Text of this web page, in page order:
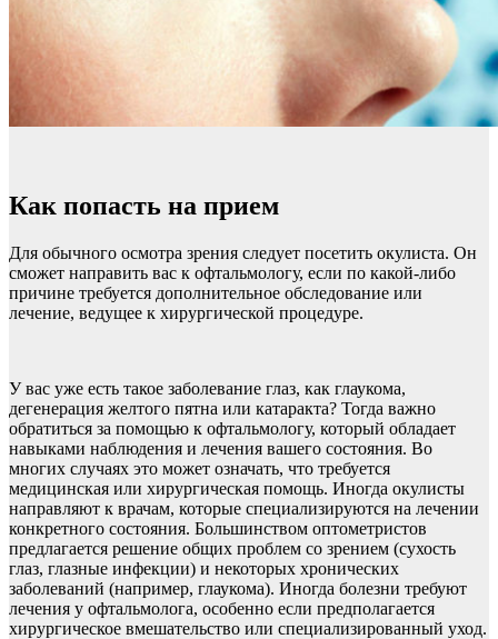
Как попасть на прием
Для обычного осмотра зрения следует посетить окулиста. Он
сможет направить вас к офтальмологу, если по какой-либо
причине требуется дополнительное обследование или
лечение, ведущее к хирургической процедуре.
У вас уже есть такое заболевание глаз, как глаукома,
дегенерация желтого пятна или катаракта? Тогда важно
обратиться за помощью к офтальмологу, который обладает
навыками наблюдения и лечения вашего состояния. Во
многих случаях это может означать, что требуется
медицинская или хирургическая помощь. Иногда окулисты
направляют к врачам, которые специализируются на лечении
конкретного состояния. Большинством оптометристов
предлагается решение общих проблем со зрением (сухость
глаз, глазные инфекции) и некоторых хронических
заболеваний (например, глаукома). Иногда болезни требуют
лечения у офтальмолога, особенно если предполагается
хирургическое вмешательство или специализированный уход.